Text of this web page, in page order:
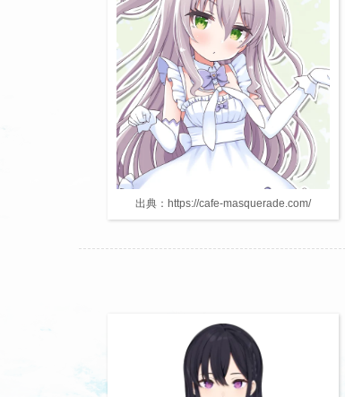
出典：https://cafe-masquerade.com/